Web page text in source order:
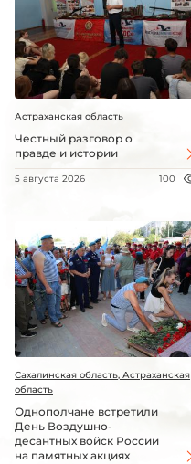
Астраханская область
Честный разговор о
правде и истории
5 августа 2026 100
Сахалинская область, Астраханская
область
Однополчане встретили
День Воздушно-
десантных войск России
на памятных акциях